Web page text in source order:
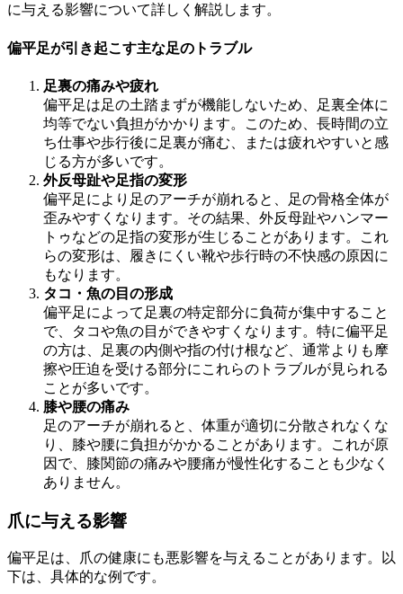
に与える影響について詳しく解説します。
偏平足が引き起こす主な足のトラブル
足裏の痛みや疲れ
偏平足は足の土踏まずが機能しないため、足裏全体に
均等でない負担がかかります。このため、長時間の立
ち仕事や歩行後に足裏が痛む、または疲れやすいと感
じる方が多いです。
外反母趾や足指の変形
偏平足により足のアーチが崩れると、足の骨格全体が
歪みやすくなります。その結果、外反母趾やハンマー
トゥなどの足指の変形が生じることがあります。これ
らの変形は、履きにくい靴や歩行時の不快感の原因に
もなります。
タコ・魚の目の形成
偏平足によって足裏の特定部分に負荷が集中すること
で、タコや魚の目ができやすくなります。特に偏平足
の方は、足裏の内側や指の付け根など、通常よりも摩
擦や圧迫を受ける部分にこれらのトラブルが見られる
ことが多いです。
膝や腰の痛み
足のアーチが崩れると、体重が適切に分散されなくな
り、膝や腰に負担がかかることがあります。これが原
因で、膝関節の痛みや腰痛が慢性化することも少なく
ありません。
爪に与える影響
偏平足は、爪の健康にも悪影響を与えることがあります。以
下は、具体的な例です。